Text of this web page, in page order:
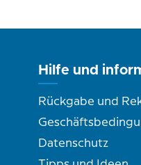
Hilfe und
Rückgabe und
Datenschutz